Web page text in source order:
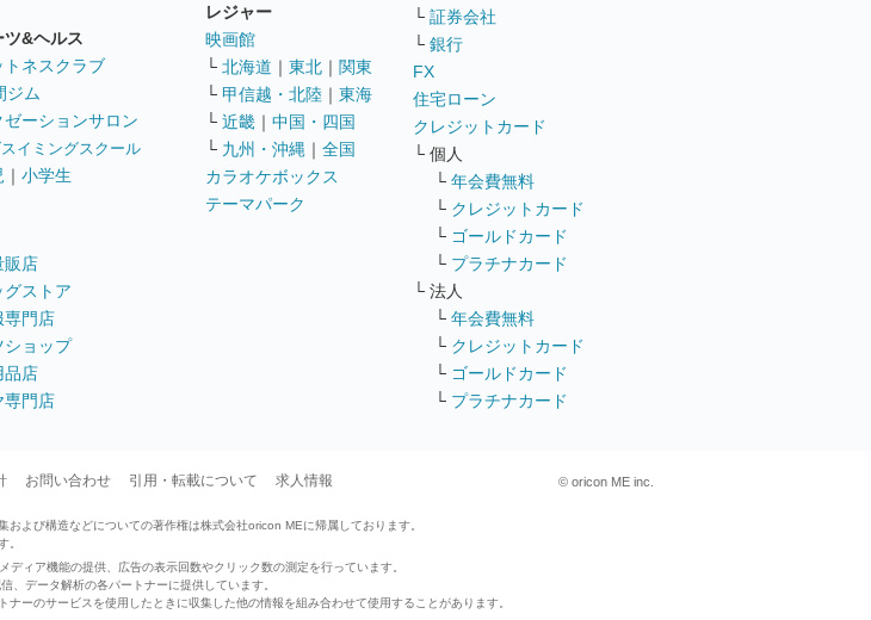
ツ&ヘルス
トネスクラブ
ジム
ゼーションサロン
イミングスクール
｜ 小学生
販店
グストア
専門店
ショップ
品店
専門店
レジャー
映画館
└ 北海道 ｜ 東北 ｜ 関東
└ 甲信越・北陸 ｜ 東海
└ 近畿 ｜ 中国・四国
└ 九州・沖縄 ｜ 全国
カラオケボックス
テーマパーク
└ 証券会社
└ 銀行
FX
住宅ローン
クレジットカード
└ 個人
└ 年会費無料
└ クレジットカード
└ ゴールドカード
└ プラチナカード
└ 法人
└ 年会費無料
└ クレジットカード
└ ゴールドカード
└ プラチナカード
お問い合わせ 引用・転載について 求人情報 © oricon ME inc.
よび構造などについての著作権は株式会社oricon MEに帰属しております。
。
ィア機能の提供、広告の表示回数やクリック数の測定を行っています。
、データ解析の各パートナーに提供しています。
ーのサービスを使用したときに収集した他の情報を組み合わせて使用することがあります。